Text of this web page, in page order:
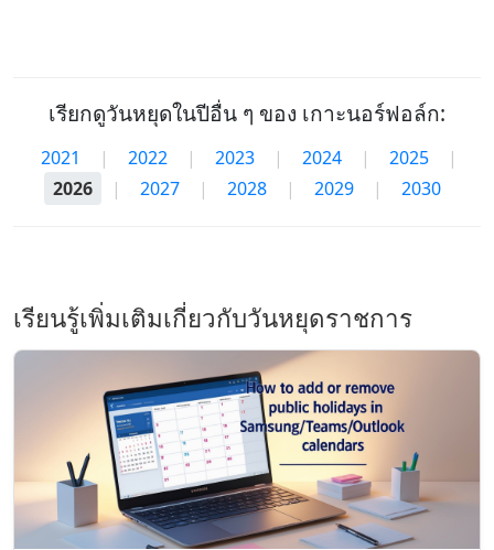
เรียกดูวันหยุดในปีอื่น ๆ ของ เกาะนอร์ฟอล์ก:
2021 | 2022 | 2023 | 2024 | 2025
|
2026
| 2027 | 2028 | 2029 | 2030
เรียนรู้เพิ่มเติมเกี่ยวกับวันหยุดราชการ